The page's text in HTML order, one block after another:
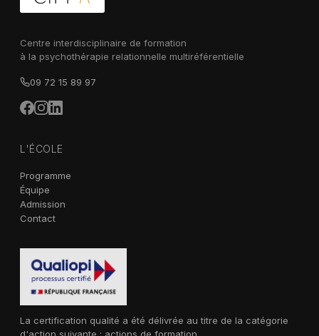
Centre interdisciplinaire de formation
à la psychothérapie relationnelle multiréférentielle
09 72 15 89 97
L'ÉCOLE
Programme
Équipe
Admission
Contact
La certification qualité a été délivrée au titre de la catégorie